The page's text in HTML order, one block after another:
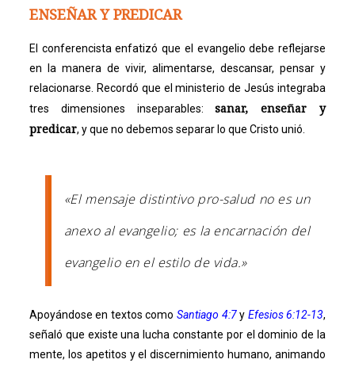
ENSEÑAR Y PREDICAR
El conferencista enfatizó que el evangelio debe reflejarse
en la manera de vivir, alimentarse, descansar, pensar y
relacionarse. Recordó que el ministerio de Jesús integraba
tres dimensiones inseparables:sanar, enseñar y
predicar, y que no debemos separar lo que Cristo unió.
«El mensaje distintivo pro-salud no es un
anexo al evangelio; es la encarnación del
evangelio en el estilo de vida.»
Apoyándose en textos como Santiago 4:7y Efesios 6:12-13,
señaló que existe una lucha constante por el dominio de la
mente, los apetitos y el discernimiento humano, animando